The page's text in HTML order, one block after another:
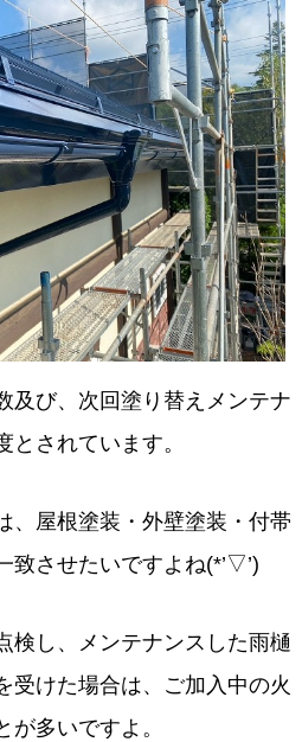
及び、次回塗り替えメンテナ
とされています。
、屋根塗装・外壁塗装・付帯
致させたいですよね(*’▽’)
検し、メンテナンスした雨樋
受けた場合は、ご加入中の火
が多いですよ。